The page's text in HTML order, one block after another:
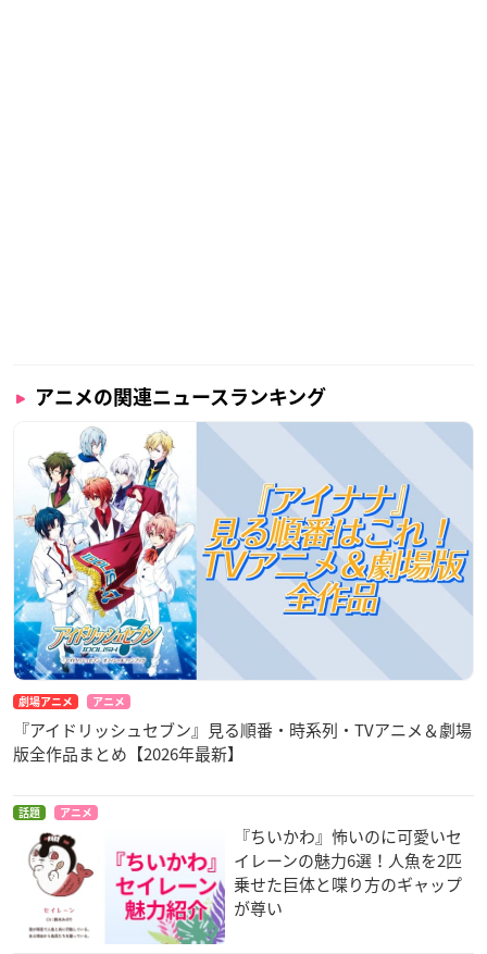
アニメの関連ニュースランキング
劇場アニメ アニメ
『アイドリッシュセブン』見る順番・時系列・TVアニメ＆劇場
版全作品まとめ【2026年最新】
話題 アニメ
『ちいかわ』怖いのに可愛いセ
イレーンの魅力6選！人魚を2匹
乗せた巨体と喋り方のギャップ
が尊い